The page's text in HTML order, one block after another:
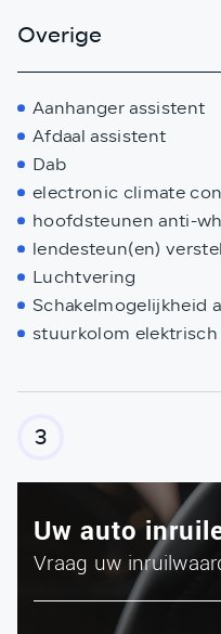
Overige
Aanhanger assistent
Afdaal assistent
Dab
electronic climate
hoofdsteunen anti-
lendesteun(en)
Luchtvering
Schakelmogelijkheid
stuurkolom elektrisch
3
Uw auto
Vraag uw